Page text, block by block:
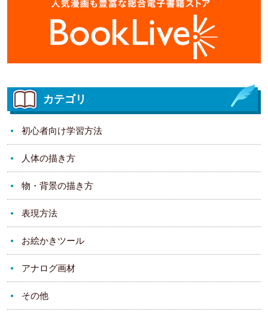
カテゴリ
初心者向け学習方法
人体の描き方
物・背景の描き方
表現方法
お絵かきツール
アナログ画材
その他